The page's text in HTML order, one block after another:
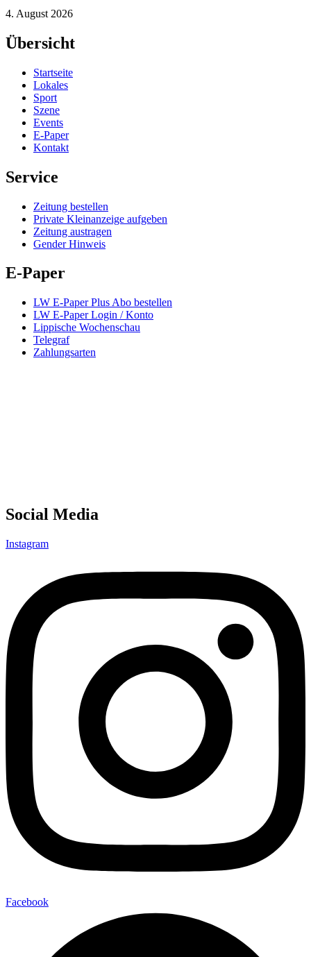
4. August 2026
Übersicht
Startseite
Lokales
Sport
Szene
Events
E-Paper
Kontakt
Service
Zeitung bestellen
Private Kleinanzeige aufgeben
Zeitung austragen
Gender Hinweis
E-Paper
LW E-Paper Plus Abo bestellen
LW E-Paper Login / Konto
Lippische Wochenschau
Telegraf
Zahlungsarten
Social Media
Instagram
Facebook